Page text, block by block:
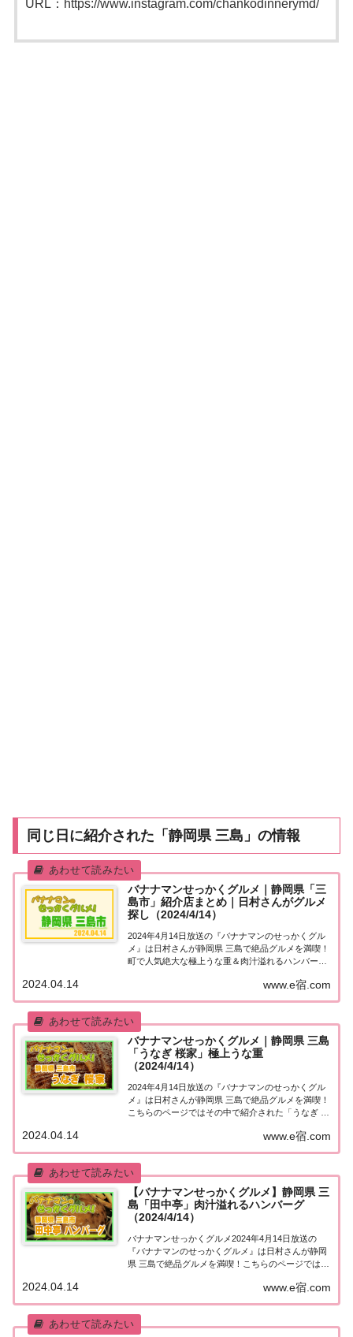
URL：https://www.instagram.com/chankodinnerymd/
同じ日に紹介された「静岡県 三島」の情報
バナナマンせっかくグルメ｜静岡県「三
島市」紹介店まとめ｜日村さんがグルメ
探し（2024/4/14）
2024年4月14日放送の『バナナマンのせっかくグル
メ』は日村さんが静岡県 三島で絶品グルメを満喫！
町で人気絶大な極上うな重＆肉汁溢れるハンバーグ
超人気唐揚げなど、紹介されたお店やメニューをま
とめました！詳しくはこちら！日村さんが「静...
www.e宿.com
2024.04.14
バナナマンせっかくグルメ｜静岡県 三島
「うなぎ 桜家」極上うな重
（2024/4/14）
2024年4月14日放送の『バナナマンのせっかくグル
メ』は日村さんが静岡県 三島で絶品グルメを満喫！
こちらのページではその中で紹介された「うなぎ 桜
県 三島「うなぎ 桜家」地元の人に「せっかくこの
町に来たなら食べた方がいいグルメは何で...
www.e宿.com
2024.04.14
【バナナマンせっかくグルメ】静岡県 三
島「田中亭」肉汁溢れるハンバーグ
（2024/4/14）
バナナマンせっかくグルメ2024年4月14日放送の
『バナナマンのせっかくグルメ』は日村さんが静岡
県 三島で絶品グルメを満喫！こちらのページではそ
た。詳しくはこちら！静岡県 三島「田中亭」地元の
人に「せっかくこの町に来たなら食べた方がいい...
www.e宿.com
2024.04.14